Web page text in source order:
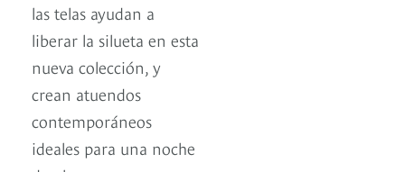
las telas ayudan a
liberar la silueta en esta
nueva colección, y
crean atuendos
contemporáneos
ideales para una noche